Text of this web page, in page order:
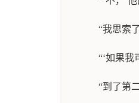
“我思索
“‘如果我
“到了第